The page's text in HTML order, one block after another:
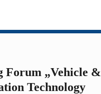
Forum „Vehicle &
Technology